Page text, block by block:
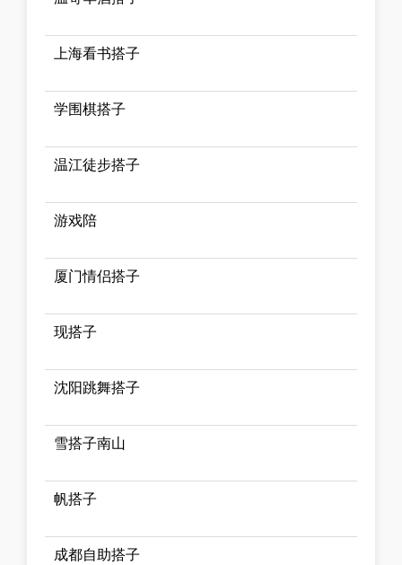
上海看书搭子
学围棋搭子
温江徒步搭子
游戏陪
厦门情侣搭子
现搭子
沈阳跳舞搭子
雪搭子南山
帆搭子
成都自助搭子